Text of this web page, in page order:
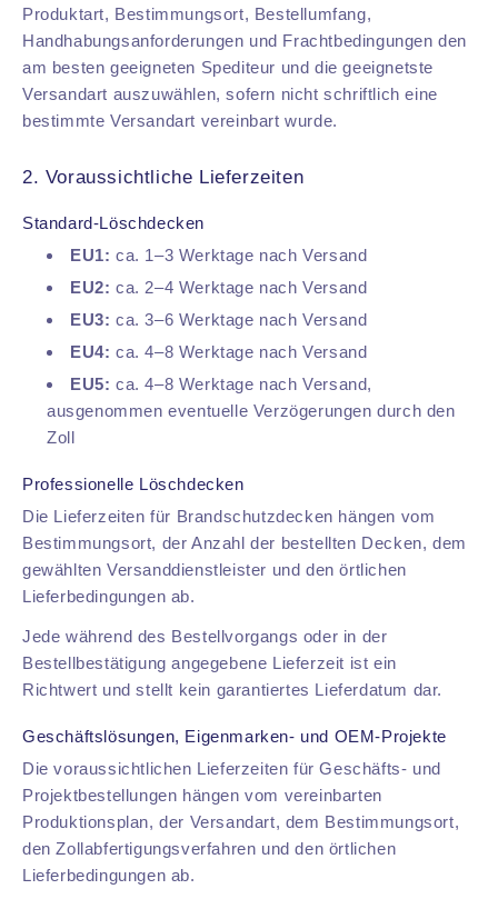
Produktart, Bestimmungsort, Bestellumfang,
Handhabungsanforderungen und Frachtbedingungen den
am besten geeigneten Spediteur und die geeignetste
Versandart auszuwählen, sofern nicht schriftlich eine
bestimmte Versandart vereinbart wurde.
2. Voraussichtliche Lieferzeiten
Standard-Löschdecken
EU1: ca. 1–3 Werktage nach Versand
EU2: ca. 2–4 Werktage nach Versand
EU3: ca. 3–6 Werktage nach Versand
EU4: ca. 4–8 Werktage nach Versand
EU5: ca. 4–8 Werktage nach Versand,
ausgenommen eventuelle Verzögerungen durch den
Zoll
Professionelle Löschdecken
Die Lieferzeiten für Brandschutzdecken hängen vom
Bestimmungsort, der Anzahl der bestellten Decken, dem
gewählten Versanddienstleister und den örtlichen
Lieferbedingungen ab.
Jede während des Bestellvorgangs oder in der
Bestellbestätigung angegebene Lieferzeit ist ein
Richtwert und stellt kein garantiertes Lieferdatum dar.
Geschäftslösungen, Eigenmarken- und OEM-Projekte
Die voraussichtlichen Lieferzeiten für Geschäfts- und
Projektbestellungen hängen vom vereinbarten
Produktionsplan, der Versandart, dem Bestimmungsort,
den Zollabfertigungsverfahren und den örtlichen
Lieferbedingungen ab.